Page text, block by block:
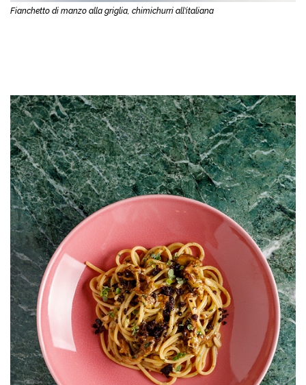
Fianchetto di manzo alla griglia, chimichurri all'italiana